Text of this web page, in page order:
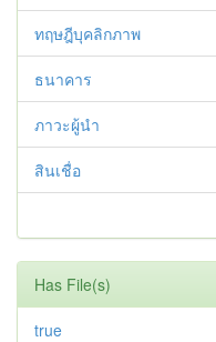
ทฤษฎีบุคลิกภาพ
ธนาคาร
ภาวะผู้นำ
สินเชื่อ
Has File(s)
true